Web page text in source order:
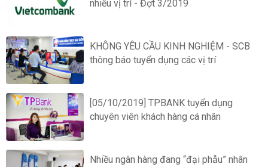
nhiều vị trí - Đợt 3/2019
KHÔNG YÊU CẦU KINH NGHIỆM - SCB
thông báo tuyển dụng các vị trí
[05/10/2019] TPBANK tuyển dụng
chuyên viên khách hàng cá nhân
Nhiều ngân hàng đang “đại phẫu” nhân